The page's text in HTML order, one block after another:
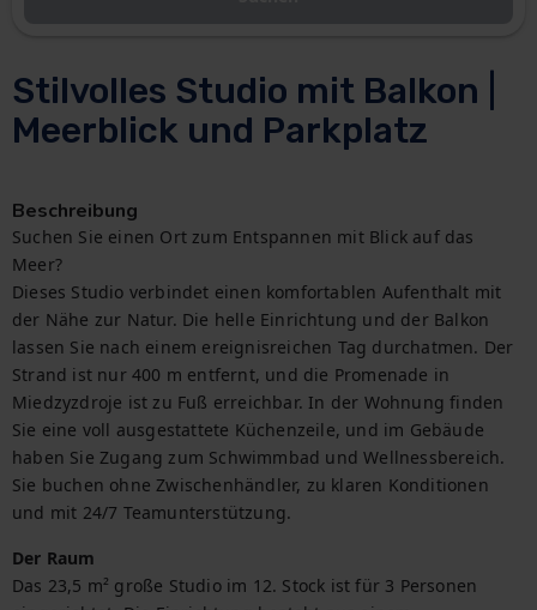
Stilvolles Studio mit Balkon |
Meerblick und Parkplatz
Beschreibung
Suchen Sie einen Ort zum Entspannen mit Blick auf das
Meer?
Dieses Studio verbindet einen komfortablen Aufenthalt mit
der Nähe zur Natur. Die helle Einrichtung und der Balkon
lassen Sie nach einem ereignisreichen Tag durchatmen. Der
Strand ist nur 400 m entfernt, und die Promenade in
Miedzyzdroje ist zu Fuß erreichbar. In der Wohnung finden
Sie eine voll ausgestattete Küchenzeile, und im Gebäude
haben Sie Zugang zum Schwimmbad und Wellnessbereich.
Sie buchen ohne Zwischenhändler, zu klaren Konditionen
und mit 24/7 Teamunterstützung.
Der Raum
Das 23,5 m² große Studio im 12. Stock ist für 3 Personen